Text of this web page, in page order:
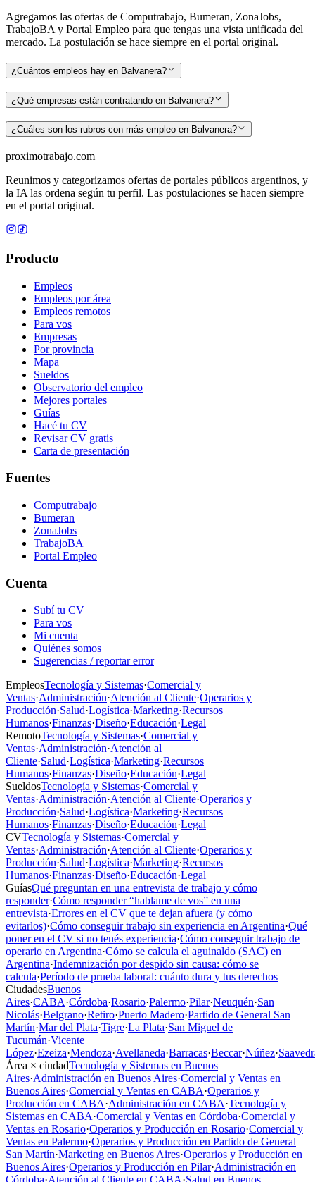
Agregamos las ofertas de Computrabajo, Bumeran, ZonaJobs,
TrabajoBA y Portal Empleo para que tengas una vista unificada del
mercado. La postulación se hace siempre en el portal original.
¿Cuántos empleos hay en Balvanera?
¿Qué empresas están contratando en Balvanera?
¿Cuáles son los rubros con más empleo en Balvanera?
proximotrabajo.com
Reunimos y categorizamos ofertas de portales públicos argentinos, y
la IA las ordena según tu perfil. Las postulaciones se hacen siempre
en el portal original.
Producto
Empleos
Empleos por área
Empleos remotos
Para vos
Empresas
Por provincia
Mapa
Sueldos
Observatorio del empleo
Mejores portales
Guías
Hacé tu CV
Revisar CV gratis
Carta de presentación
Fuentes
Computrabajo
Bumeran
ZonaJobs
TrabajoBA
Portal Empleo
Cuenta
Subí tu CV
Para vos
Mi cuenta
Quiénes somos
Sugerencias / reportar error
EmpleosTecnología y Sistemas·Comercial y
Ventas·Administración·Atención al Cliente·Operarios y
Producción·Salud·Logística·Marketing·Recursos
Humanos·Finanzas·Diseño·Educación·Legal
RemotoTecnología y Sistemas·Comercial y
Ventas·Administración·Atención al
Cliente·Salud·Logística·Marketing·Recursos
Humanos·Finanzas·Diseño·Educación·Legal
SueldosTecnología y Sistemas·Comercial y
Ventas·Administración·Atención al Cliente·Operarios y
Producción·Salud·Logística·Marketing·Recursos
Humanos·Finanzas·Diseño·Educación·Legal
CVTecnología y Sistemas·Comercial y
Ventas·Administración·Atención al Cliente·Operarios y
Producción·Salud·Logística·Marketing·Recursos
Humanos·Finanzas·Diseño·Educación·Legal
GuíasQué preguntan en una entrevista de trabajo y cómo
responder·Cómo responder “hablame de vos” en una
entrevista·Errores en el CV que te dejan afuera (y cómo
evitarlos)·Cómo conseguir trabajo sin experiencia en Argentina·Qué
poner en el CV si no tenés experiencia·Cómo conseguir trabajo de
operario en Argentina·Cómo se calcula el aguinaldo (SAC) en
Argentina·Indemnización por despido sin causa: cómo se
calcula·Período de prueba laboral: cuánto dura y tus derechos
CiudadesBuenos
Aires·CABA·Córdoba·Rosario·Palermo·Pilar·Neuquén·San
Nicolás·Belgrano·Retiro·Puerto Madero·Partido de General San
Martín·Mar del Plata·Tigre·La Plata·San Miguel de
Tucumán·Vicente
López·Ezeiza·Mendoza·Avellaneda·Barracas·Beccar·Núñez·
Área × ciudadTecnología y Sistemas en Buenos
Aires·Administración en Buenos Aires·Comercial y Ventas en
Buenos Aires·Comercial y Ventas en CABA·Operarios y
Producción en CABA·Administración en CABA·Tecnología y
Sistemas en CABA·Comercial y Ventas en Córdoba·Comercial y
Ventas en Rosario·Operarios y Producción en Rosario·Comercial y
Ventas en Palermo·Operarios y Producción en Partido de General
San Martín·Marketing en Buenos Aires·Operarios y Producción en
Buenos Aires·Operarios y Producción en Pilar·Administración en